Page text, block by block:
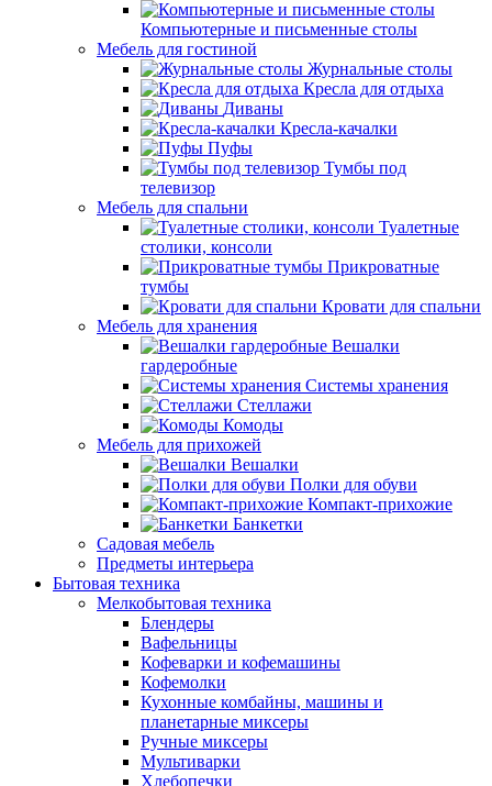
Компьютерные и письменные столы
Мебель для гостиной
Журнальные столы
Кресла для отдыха
Диваны
Кресла-качалки
Пуфы
Тумбы под
телевизор
Мебель для спальни
Туалетные
столики, консоли
Прикроватные
тумбы
Кровати для спальни
Мебель для хранения
Вешалки
гардеробные
Системы хранения
Стеллажи
Комоды
Мебель для прихожей
Вешалки
Полки для обуви
Компакт-прихожие
Банкетки
Садовая мебель
Предметы интерьера
Бытовая техника
Мелкобытовая техника
Блендеры
Вафельницы
Кофеварки и кофемашины
Кофемолки
Кухонные комбайны, машины и
планетарные миксеры
Ручные миксеры
Мультиварки
Хлебопечки